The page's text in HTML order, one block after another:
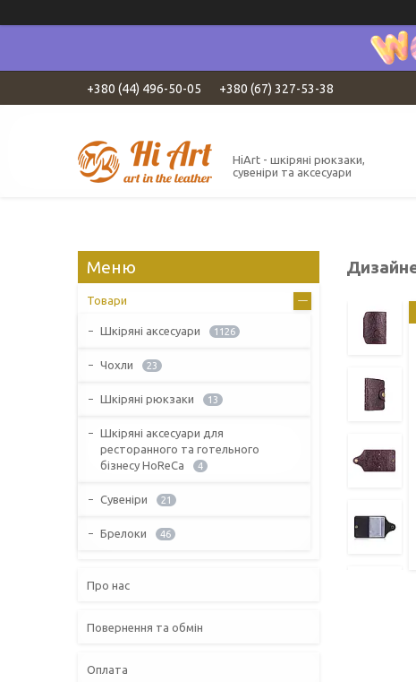
+380 (44) 496-50-05 +380 (67) 327-53-38
HiArt - шкіряні рюкзаки,
сувеніри та аксесуари
Товари
Шкіряні аксесуари 1126
Чохли 23
Шкіряні рюкзаки 13
Шкіряні аксесуари для
ресторанного та готельного
бізнесу HoReCa
4
Сувеніри 21
Брелоки 46
Про нас
Повернення та обмін
Оплата